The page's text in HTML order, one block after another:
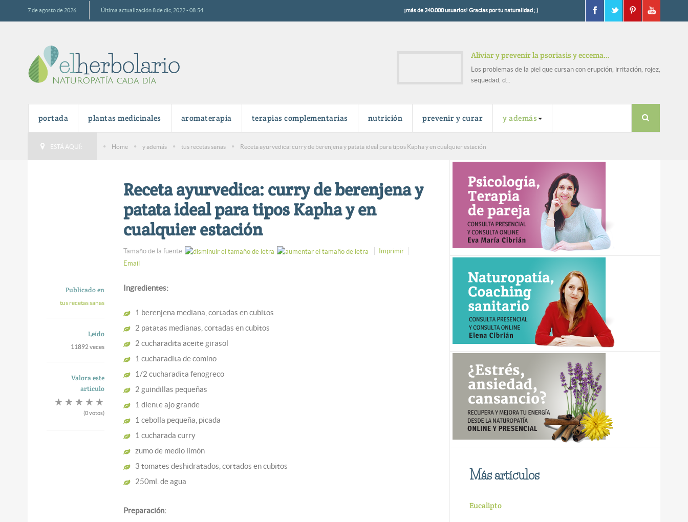
7 de agosto de 2026 Última actualización 8 de dic, 2022 - 08:54 ¡más de 240.000 usuarios! Gracias por tu naturalidad ; )
Aliviar y prevenir la psoriasis y eccema…
Los problemas de la piel que cursan con erupción, irritación, rojez,
sequedad, d...
portada plantas medicinales aromaterapia terapias complementarias nutrición prevenir y curar y además
ESTÁ AQUÍ: Home y además tus recetas sanas Receta ayurvedica: curry de berenjena y patata ideal para tipos Kapha y en cualquier estación
Receta ayurvedica: curry de berenjena y
patata ideal para tipos Kapha y en
cualquier estación
Tamaño de la fuente
Imprimir
Email
Publicado en
tus recetas sanas
Leído
11892 veces
Valora este
artículo
(0 votos)
Ingredientes:
1 berenjena mediana, cortadas en cubitos
2 patatas medianas, cortadas en cubitos
2 cucharadita aceite girasol
1 cucharadita de comino
1/2 cucharadita fenogreco
2 guindillas pequeñas
1 diente ajo grande
1 cebolla pequeña, picada
1 cucharada curry
zumo de medio limón
3 tomates deshidratados, cortados en cubitos
250ml. de agua
Preparación:
Más artículos
Eucalipto